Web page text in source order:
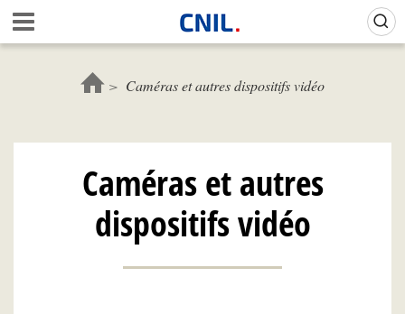
Aller
au
contenu
c
u
l
C
N
I
L
Caméras et autres dispositifs vidéo
Caméras et autres
dispositifs vidéo
Gestion de vos préférences sur les cookies (témoins de connexion)